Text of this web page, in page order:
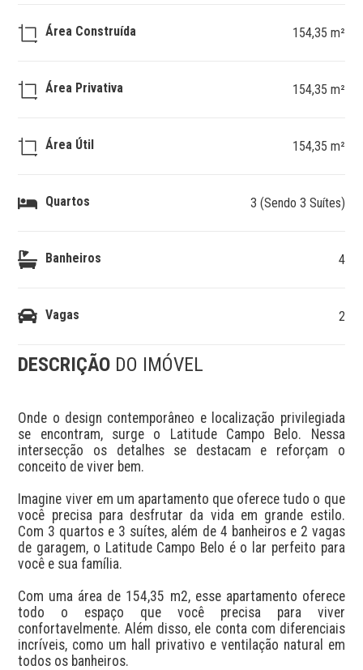
Área Construída 154,35 m²
Área Privativa 154,35 m²
Área Útil 154,35 m²
Quartos 3 (Sendo 3 Suítes)
Banheiros 4
Vagas 2
DESCRIÇÃO DO IMÓVEL
Onde o design contemporâneo e localização privilegiada
se encontram, surge o Latitude Campo Belo. Nessa
intersecção os detalhes se destacam e reforçam o
conceito de viver bem.
Imagine viver em um apartamento que oferece tudo o que
você precisa para desfrutar da vida em grande estilo.
Com 3 quartos e 3 suítes, além de 4 banheiros e 2 vagas
de garagem, o Latitude Campo Belo é o lar perfeito para
você e sua família.
Com uma área de 154,35 m2, esse apartamento oferece
todo o espaço que você precisa para viver
confortavelmente. Além disso, ele conta com diferenciais
incríveis, como um hall privativo e ventilação natural em
todos os banheiros.